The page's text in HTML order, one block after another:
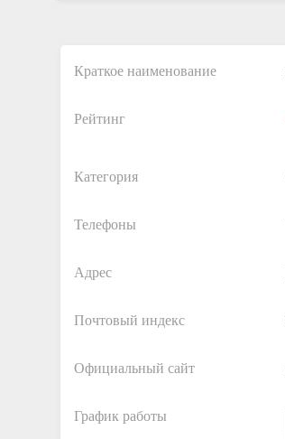
Краткое наименование
Рейтинг
Категория
Телефоны
Адрес
Почтовый индекс
Официальный сайт
График работы